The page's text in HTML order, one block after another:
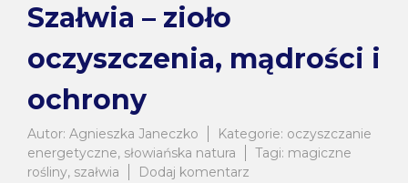
Szałwia – zioło
oczyszczenia, mądrości i
ochrony
Autor: Agnieszka Janeczko Kategorie: oczyszczanie
energetyczne, słowiańska natura Tagi: magiczne
rośliny, szałwia Dodaj komentarz